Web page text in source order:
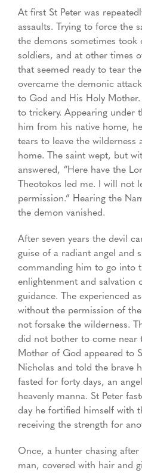
At first St Peter was
assaults. Trying to force the
the demons sometimes
soldiers, and at other times
that seemed ready to tear
overcame the demonic
to God and His Holy
to trickery. Appearing under
him from his native home,
tears to leave the wilderness
home. The saint wept, but
answered, “Here have the
Theotokos led me. I will not
permission.” Hearing the
the demon vanished.
After seven years the devil
guise of a radiant angel and
commanding him to go into
enlightenment and salvation
guidance. The experienced
without the permission of
not forsake the wilderness.
did not bother to come near
Mother of God appeared to
Nicholas and told the brave
fasted for forty days, an
heavenly manna. St Peter
day he fortified himself with
receiving the strength for
Once, a hunter chasing after
man, covered with hair and